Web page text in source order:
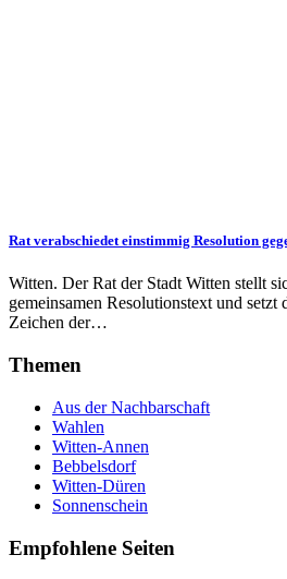
Rat verabschiedet einstimmig Resolution
Witten. Der Rat der Stadt Witten stellt
gemeinsamen Resolutionstext und setzt
Zeichen der…
Themen
Aus der Nachbarschaft
Wahlen
Witten-Annen
Bebbelsdorf
Witten-Düren
Sonnenschein
Empfohlene Seiten